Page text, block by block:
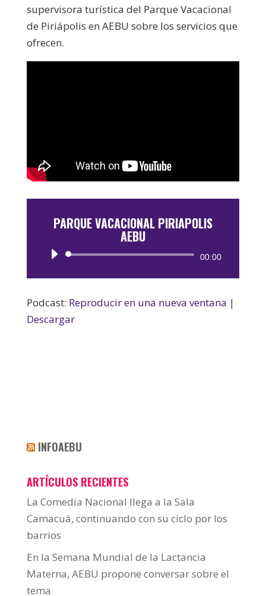
supervisora turística del Parque Vacacional
de Piriápolis en AEBU sobre los servicios que
ofrecen.
PARQUE VACACIONAL PIRIAPOLIS
AEBU
Reproductor
00:00
Podcast: Reproducir en una nueva ventana |
Descargar
INFOAEBU
ARTÍCULOS RECIENTES
La Comedia Nacional llega a la Sala
Camacuá, continuando con su ciclo por los
barrios
En la Semana Mundial de la Lactancia
Materna, AEBU propone conversar sobre el
tema